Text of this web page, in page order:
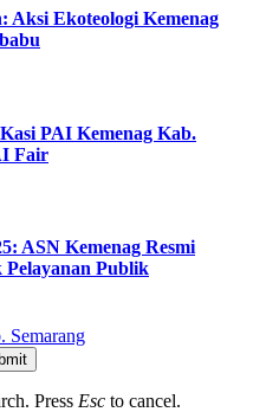
Aksi Ekoteologi Kemenag
PAI Kemenag Kab.
Fair
ASN Kemenag Resmi
Publik
Semarang
Press Esc to cancel.